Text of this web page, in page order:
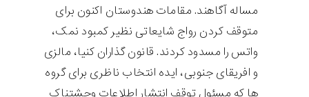
مساله آگاهند. مقامات هندوستان اکنون برای
متوقف کردن رواج شایعاتی نظیر کمبود نمک،
واتس را مسدود کردند. قانون گذاران کنیا، مالزی
و افریقای جنوبی، ایده انتخاب ناظری برای گروه
ها که مسئول توقف انتشار اطلاعات وحشتناک